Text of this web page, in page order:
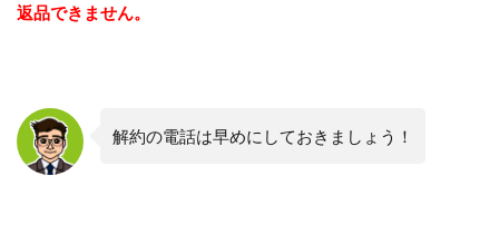
返品できません。
解約の電話は早めにしておきましょう！